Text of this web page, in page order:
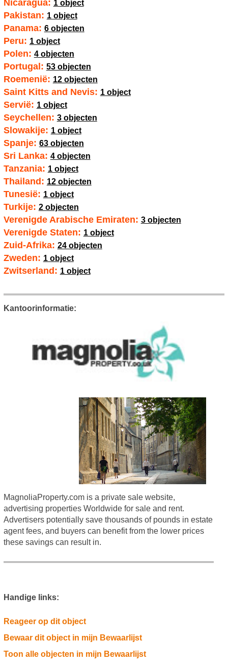
Nicaragua: 1 object
Pakistan: 1 object
Panama: 6 objecten
Peru: 1 object
Polen: 4 objecten
Portugal: 53 objecten
Roemenië: 12 objecten
Saint Kitts and Nevis: 1 object
Servië: 1 object
Seychellen: 3 objecten
Slowakije: 1 object
Spanje: 63 objecten
Sri Lanka: 4 objecten
Tanzania: 1 object
Thailand: 12 objecten
Tunesië: 1 object
Turkije: 2 objecten
Verenigde Arabische Emiraten: 3 objecten
Verenigde Staten: 1 object
Zuid-Afrika: 24 objecten
Zweden: 1 object
Zwitserland: 1 object
Kantoorinformatie:
MagnoliaProperty.com is a private sale website,
advertising properties Worldwide for sale and rent.
Advertisers potentially save thousands of pounds in estate
agent fees, and buyers can benefit from the lower prices
these savings can result in.
Handige links:
Reageer op dit object
Bewaar dit object in mijn Bewaarlijst
Toon alle objecten in mijn Bewaarlijst